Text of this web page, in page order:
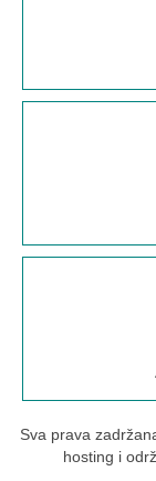
Sva prava
hosting i